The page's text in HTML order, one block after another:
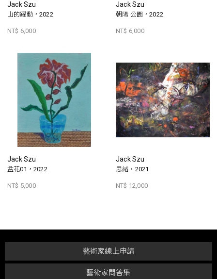
Jack Szu
山的躍動，2022
NT$ 6,000
Jack Szu
朝陽 公園，2022
NT$ 6,000
Jack Szu
盆花01，2022
NT$ 5,000
Jack Szu
思緒，2021
NT$ 12,000
藝術家問答集
藝術家線上申請